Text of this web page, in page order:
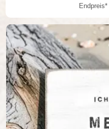
Endpreis*